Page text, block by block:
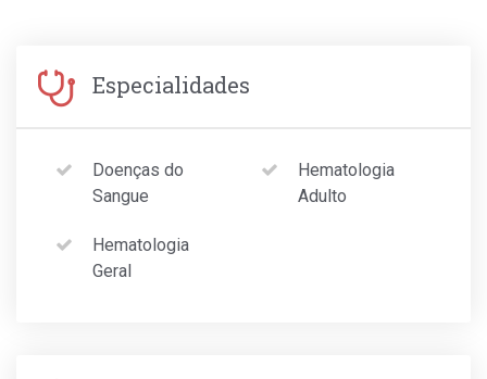
Especialidades
Doenças do
Sangue
Hematologia
Adulto
Hematologia
Geral